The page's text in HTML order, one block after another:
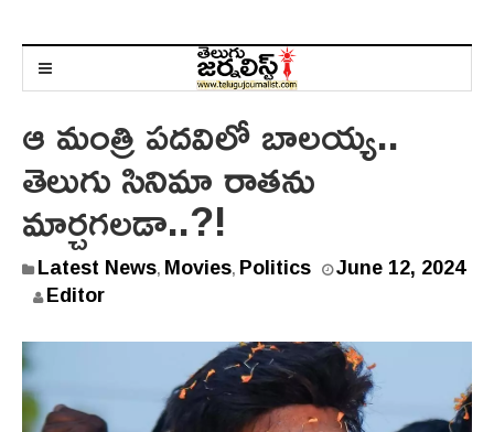
ఆ మంత్రి పదవిలో బాలయ్య..
తెలుగు సినిమా రాతను
మార్చగలడా..?!
Latest News, Movies, Politics June 12, 2024
n
e
1
Editor